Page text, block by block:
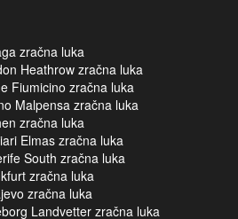
zračna luka
Heathrow zračna luka
Fiumicino zračna luka
Malpensa zračna luka
zračna luka
Elmas zračna luka
South zračna luka
zračna luka
zračna luka
Landvetter zračna luka